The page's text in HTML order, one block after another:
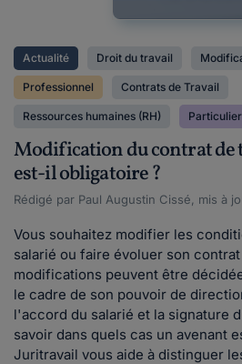
Actualité Droit du travail
Professionnel Contrats de Travail
Ressources humaines (RH) Particulier
Modification du contrat de
est-il obligatoire ?
Rédigé par Paul Augustin Cissé, mis à
Vous souhaitez modifier les
salarié ou faire évoluer son
modifications peuvent être
le cadre de son pouvoir de
l'accord du salarié et la signature
savoir dans quels cas un avenant
Juritravail vous aide à distinguer